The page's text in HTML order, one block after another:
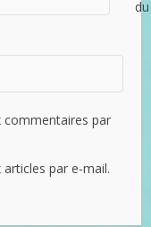
commentaires par
par e-mail.